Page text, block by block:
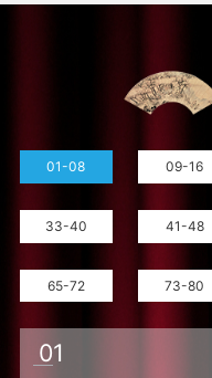
01-08 09-16
33-40 41-48
65-72 73-80
01